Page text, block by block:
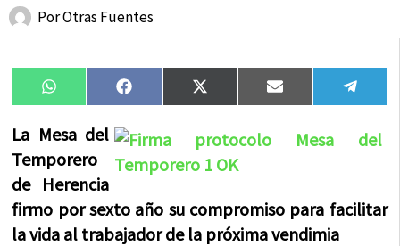
PorOtras Fuentes
Compartir
en
WhatsAppCompartir
en
FacebookCompartir
en
X
(Twitter)
Compartir
en
Email
en
La Mesa del
Temporero
de Herencia
firmo por sexto año su compromiso para facilitar
la vida al trabajador de la próxima vendimia